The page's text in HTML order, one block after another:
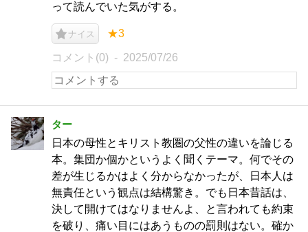
って読んでいた気がする。
ナイス ★3
コメント(0) 2025/07/26
ター
日本の母性とキリスト教圏の父性の違いを論じる
本。集団か個かというよく聞くテーマ。何でその
差が生じるかはよく分からなかったが、日本人は
無責任という観点は結構驚き。でも日本昔話は、
決して開けてはなりませんよ、と言われても約束
を破り、痛い目にはあうものの罰則はない。確か